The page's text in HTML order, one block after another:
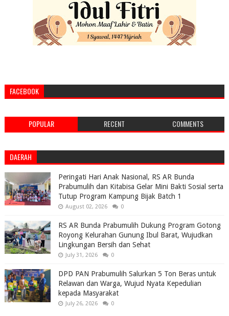
FACEBOOK
POPULAR RECENT COMMENTS
DAERAH
Peringati Hari Anak Nasional, RS AR Bunda
Prabumulih dan Kitabisa Gelar Mini Bakti Sosial serta
Tutup Program Kampung Bijak Batch 1
August 02, 2026 0
RS AR Bunda Prabumulih Dukung Program Gotong
Royong Kelurahan Gunung Ibul Barat, Wujudkan
Lingkungan Bersih dan Sehat
July 31, 2026 0
DPD PAN Prabumulih Salurkan 5 Ton Beras untuk
Relawan dan Warga, Wujud Nyata Kepedulian
kepada Masyarakat
July 26, 2026 0